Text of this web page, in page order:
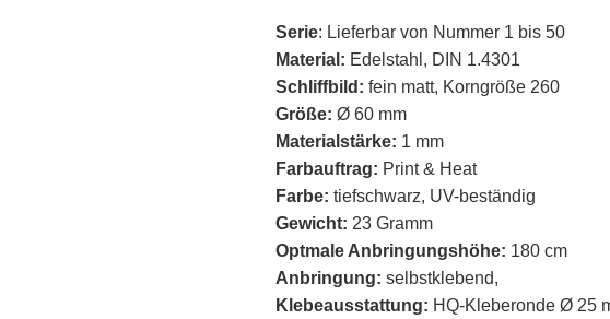
Serie: Lieferbar von Nummer 1 bis 50
Material: Edelstahl, DIN 1.4301
Schliffbild: fein matt, Korngröße 260
Größe: Ø 60 mm
Materialstärke: 1 mm
Farbauftrag: Print & Heat
Farbe: tiefschwarz, UV-beständig
Gewicht: 23 Gramm
Optmale Anbringungshöhe: 180 cm
Anbringung: selbstklebend,
Klebeausstattung: HQ-Kleberonde Ø 25